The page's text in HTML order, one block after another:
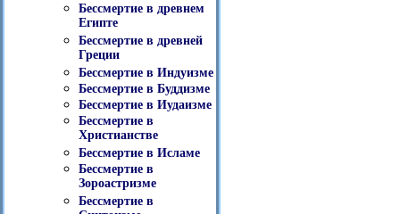
Бессмертие в древнем
Египте
Бессмертие в древней
Греции
Бессмертие в Индуизме
Бессмертие в Буддизме
Бессмертие в Иудаизме
Бессмертие в
Христианстве
Бессмертие в Исламе
Бессмертие в
Зороастризме
Бессмертие в